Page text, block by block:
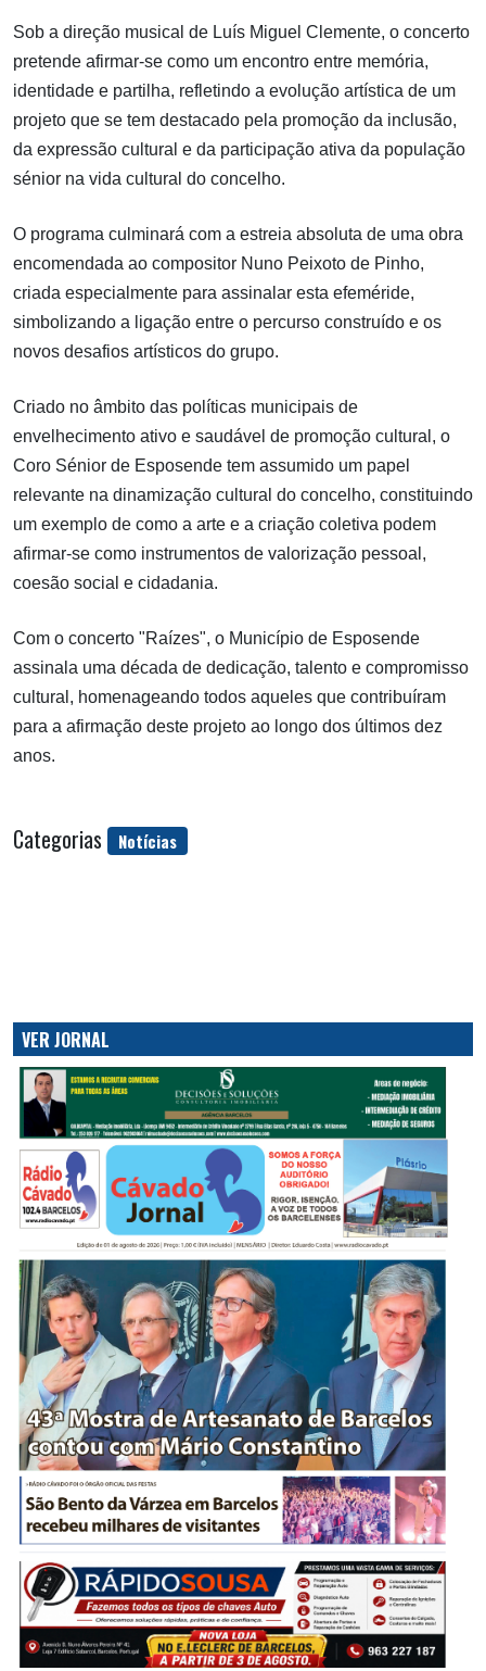
Sob a direção musical de Luís Miguel Clemente, o concerto
pretende afirmar-se como um encontro entre memória,
identidade e partilha, refletindo a evolução artística de um
projeto que se tem destacado pela promoção da inclusão,
da expressão cultural e da participação ativa da população
sénior na vida cultural do concelho.
O programa culminará com a estreia absoluta de uma obra
encomendada ao compositor Nuno Peixoto de Pinho,
criada especialmente para assinalar esta efeméride,
simbolizando a ligação entre o percurso construído e os
novos desafios artísticos do grupo.
Criado no âmbito das políticas municipais de
envelhecimento ativo e saudável de promoção cultural, o
Coro Sénior de Esposende tem assumido um papel
relevante na dinamização cultural do concelho, constituindo
um exemplo de como a arte e a criação coletiva podem
afirmar-se como instrumentos de valorização pessoal,
coesão social e cidadania.
Com o concerto "Raízes", o Município de Esposende
assinala uma década de dedicação, talento e compromisso
cultural, homenageando todos aqueles que contribuíram
para a afirmação deste projeto ao longo dos últimos dez
anos.
Categorias Notícias
VER JORNAL